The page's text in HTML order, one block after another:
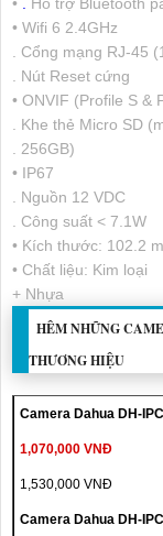
• . Hỗ trợ Bluetooth
• Wifi 6 2.4GHz
. Cổng mạng RJ-45
. Nút Reset cứng
• ONVIF (Profile S &
. Khe thẻ Micro SD
. 256GB)
• IP67
. Nguồn 12 VDC
. Công suất < 7.1W
• Kích thước: 102.2
• Chất liệu: Kim loại
+ Nhựa
HÊM NHỮNG
THƯƠNG HIỆU
Camera Dahua DH-
1,070,000 VNĐ
1,530,000 VNĐ
Camera Dahua DH-